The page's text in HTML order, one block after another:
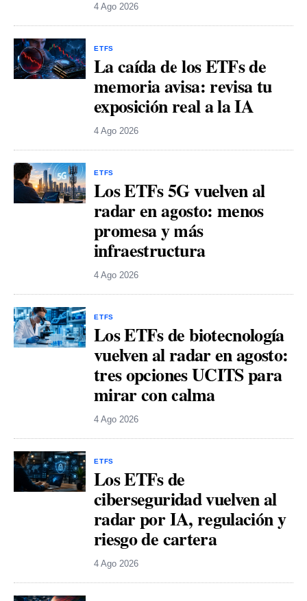
4 Ago 2026
ETFS
La caída de los ETFs de
memoria avisa: revisa tu
exposición real a la IA
4 Ago 2026
ETFS
Los ETFs 5G vuelven al
radar en agosto: menos
promesa y más
infraestructura
4 Ago 2026
ETFS
Los ETFs de biotecnología
vuelven al radar en agosto:
tres opciones UCITS para
mirar con calma
4 Ago 2026
ETFS
Los ETFs de
ciberseguridad vuelven al
radar por IA, regulación y
riesgo de cartera
4 Ago 2026